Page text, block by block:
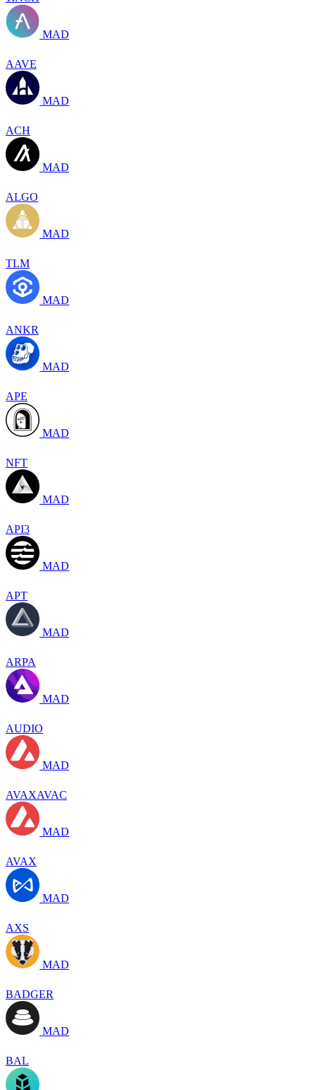
MAD
AAVE
MAD
ACH
MAD
ALGO
MAD
TLM
MAD
ANKR
MAD
APE
MAD
NFT
MAD
API3
MAD
APT
MAD
ARPA
MAD
AUDIO
MAD
AVAXAVAC
MAD
AVAX
MAD
AXS
MAD
BADGER
MAD
BAL